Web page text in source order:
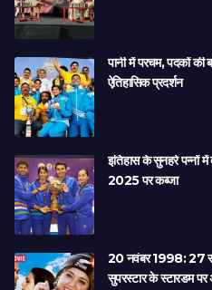
पानी में परचम, पदकों की
ऐतिहासिक प्रदर्शन
इतिहास के सुनहरे पन्नों
2025 पर कब्जा
20 नवंबर 1998: 27
सुपरस्टार के स्टारडम